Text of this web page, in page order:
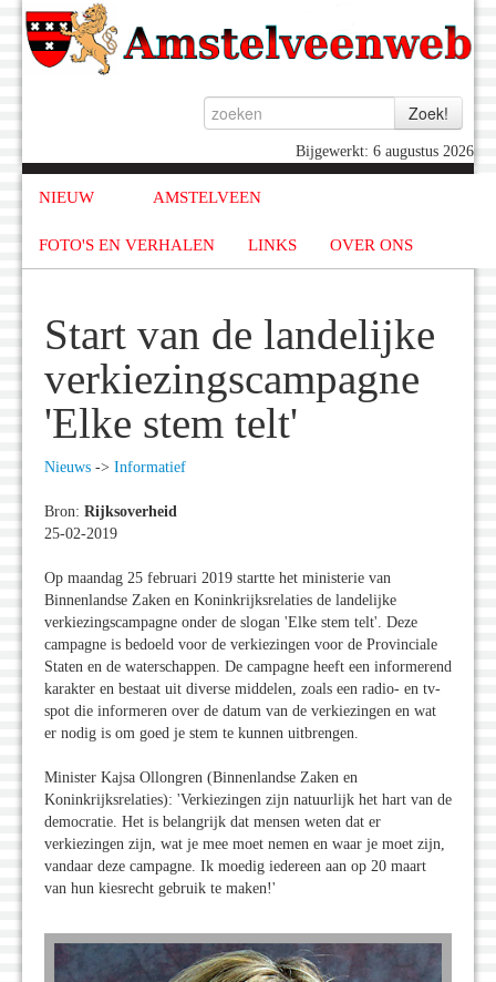
Bijgewerkt: 6 augustus 2026
NIEUW AMSTELVEEN
FOTO'S EN VERHALEN LINKS OVER ONS
Start van de landelijke
verkiezingscampagne
'Elke stem telt'
Nieuws -> Informatief
Bron: Rijksoverheid
25-02-2019
Op maandag 25 februari 2019 startte het ministerie van
Binnenlandse Zaken en Koninkrijksrelaties de landelijke
verkiezingscampagne onder de slogan 'Elke stem telt'. Deze
campagne is bedoeld voor de verkiezingen voor de Provinciale
Staten en de waterschappen. De campagne heeft een informerend
karakter en bestaat uit diverse middelen, zoals een radio- en tv-
spot die informeren over de datum van de verkiezingen en wat
er nodig is om goed je stem te kunnen uitbrengen.
Minister Kajsa Ollongren (Binnenlandse Zaken en
Koninkrijksrelaties): 'Verkiezingen zijn natuurlijk het hart van de
democratie. Het is belangrijk dat mensen weten dat er
verkiezingen zijn, wat je mee moet nemen en waar je moet zijn,
vandaar deze campagne. Ik moedig iedereen aan op 20 maart
van hun kiesrecht gebruik te maken!'